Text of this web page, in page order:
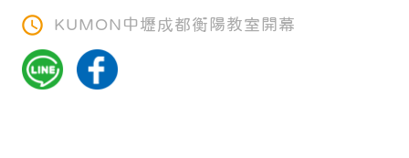
KUMON中壢成都衡陽教室開幕